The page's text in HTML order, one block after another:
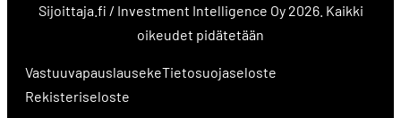
Sijoittaja.fi / Investment Intelligence Oy 2026. Kaikki
oikeudet pidätetään
VastuuvapauslausekeTietosuojaseloste
Rekisteriseloste